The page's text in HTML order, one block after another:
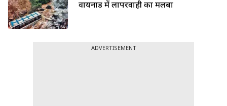
वायनाड में लापरवाही का मलबा
ADVERTISEMENT